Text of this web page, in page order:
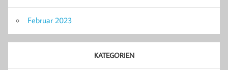
Februar 2023
KATEGORIEN